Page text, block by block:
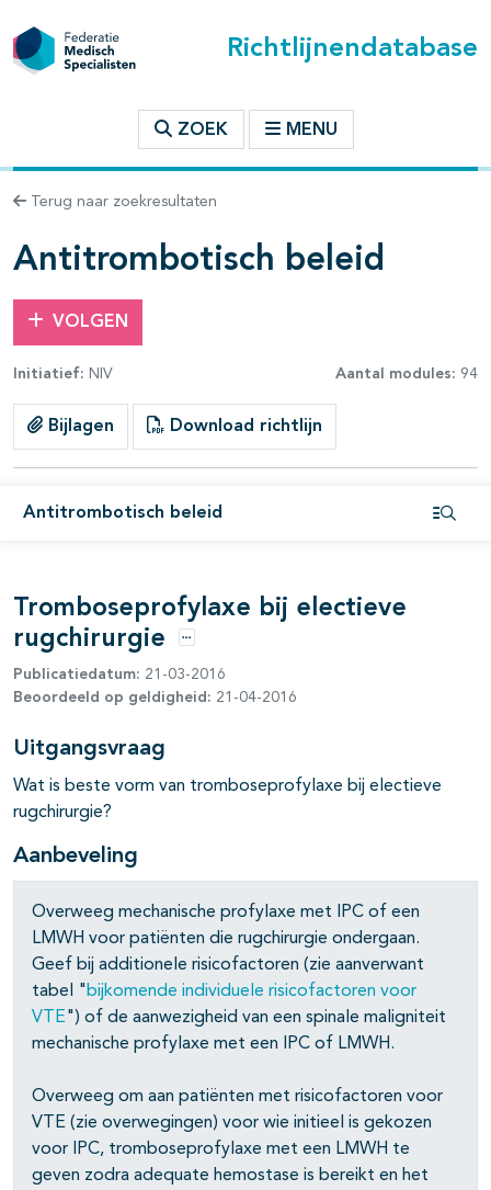
Richtlijnendatabase
ZOEK MENU
Terug naar zoekresultaten
Antitrombotisch beleid
VOLGEN
Initiatief: NIV Aantal modules: 94
Bijlagen Download richtlijn
Antitrombotisch beleid
binnen deze richtlijn
open- en dichtklappen
open- en dichtklappen
open- en dichtklappen
Tromboseprofylaxe bij electieve
rugchirurgie
Opties
Publicatiedatum: 21-03-2016
Beoordeeld op geldigheid: 21-04-2016
Uitgangsvraag
Wat is beste vorm van tromboseprofylaxe bij electieve
rugchirurgie?
Aanbeveling
Overweeg mechanische profylaxe met IPC of een
LMWH voor patiënten die rugchirurgie ondergaan.
Geef bij additionele risicofactoren (zie aanverwant
tabel " bijkomende individuele risicofactoren voor
VTE") of de aanwezigheid van een spinale maligniteit
mechanische profylaxe met een IPC of LMWH.
Overweeg om aan patiënten met risicofactoren voor
VTE (zie overwegingen) voor wie initieel is gekozen
voor IPC, tromboseprofylaxe met een LMWH te
geven zodra adequate hemostase is bereikt en het